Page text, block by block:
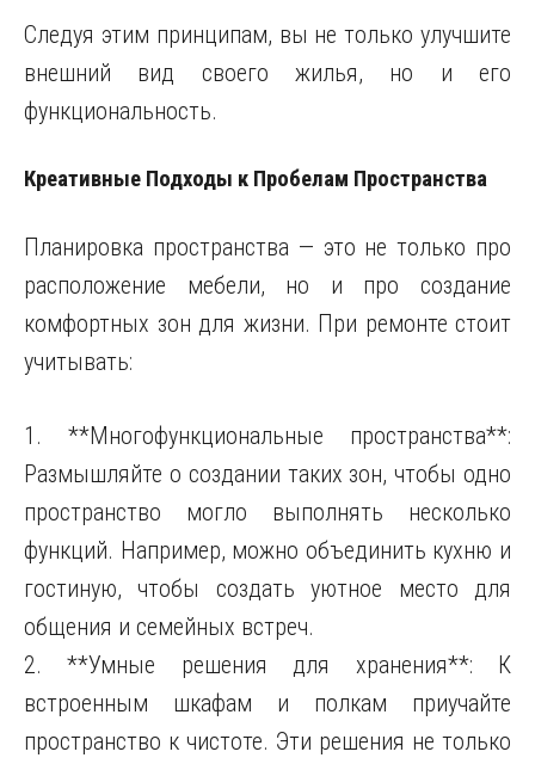
Следуя этим принципам, вы не только улучшите
внешний вид своего жилья, но и его
функциональность.
Креативные Подходы к Пробелам Пространства
Планировка пространства — это не только про
расположение мебели, но и про создание
комфортных зон для жизни. При ремонте стоит
учитывать:
1. **Многофункциональные пространства**:
Размышляйте о создании таких зон, чтобы одно
пространство могло выполнять несколько
функций. Например, можно объединить кухню и
гостиную, чтобы создать уютное место для
общения и семейных встреч.
2. **Умные решения для хранения**: К
встроенным шкафам и полкам приучайте
пространство к чистоте. Эти решения не только